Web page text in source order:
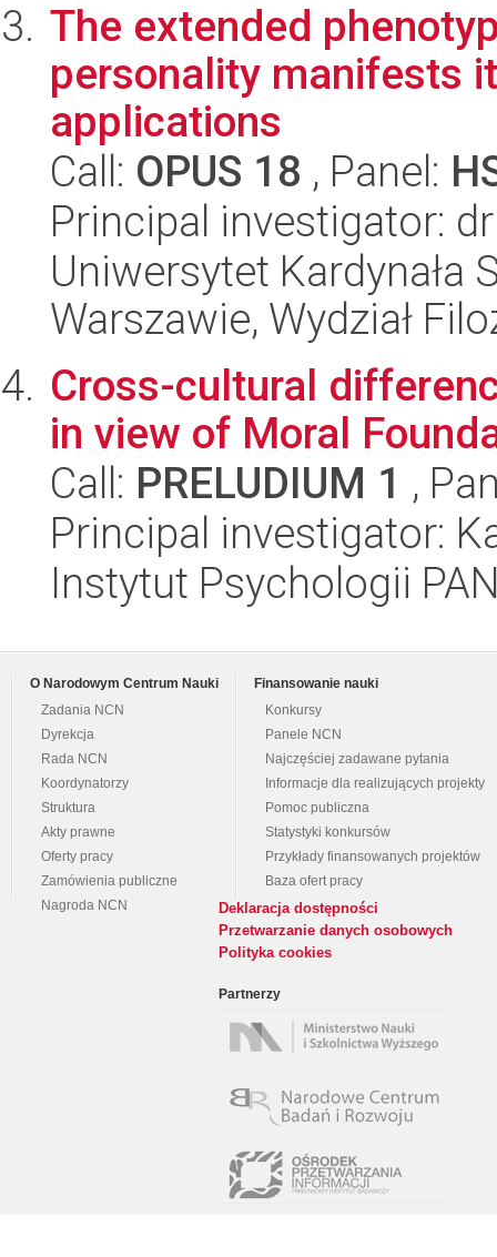
The extended
personality manifests
applications
Call: OPUS 18 , Panel:
Principal investigator:
Uniwersytet Kardynała
Warszawie, Wydział
Cross-cultural
in view of Moral
Call: PRELUDIUM 1 ,
Principal investigator:
Instytut Psychologii
O Narodowym Centrum Nauki
Zadania NCN
Dyrekcja
Rada NCN
Koordynatorzy
Struktura
Akty prawne
Oferty pracy
Zamówienia publiczne
Nagroda NCN
Finansowanie nauki
Konkursy
Panele NCN
Najczęściej zadawane pytania
Informacje dla realizujących projekty
Pomoc publiczna
Statystyki konkursów
Przykłady finansowanych projektów
Baza ofert pracy
Deklaracja dostępności
Przetwarzanie danych osobowych
Polityka cookies
Partnerzy